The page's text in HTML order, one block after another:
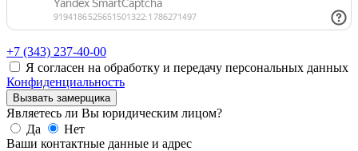
+7 (343) 237-40-00
Я согласен на обработку и передачу персональных данных
Конфиденциальность
Вызвать замерщика
Являетесь ли Вы юридическим лицом?
Да
Нет
Ваши контактные данные и адрес